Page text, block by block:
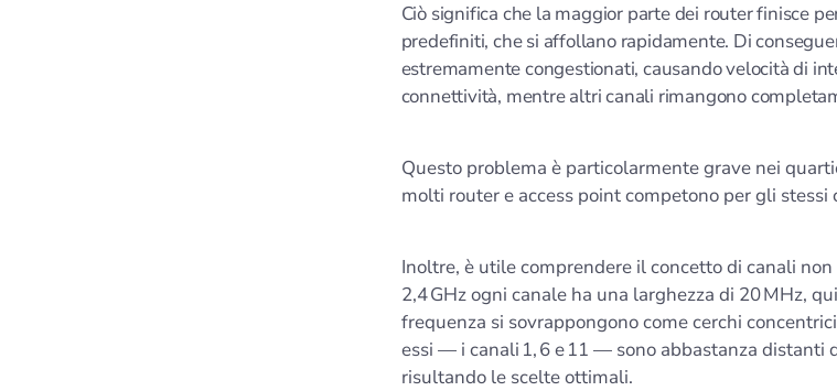
Ciò significa che la maggior parte dei router finisce
predefiniti, che si affollano rapidamente. Di
estremamente congestionati, causando velocità di
connettività, mentre altri canali rimangono
Questo problema è particolarmente grave nei
molti router e access point competono per gli stessi
Inoltre, è utile comprendere il concetto di canali
2,4 GHz ogni canale ha una larghezza di 20 MHz,
frequenza si sovrappongono come cerchi
essi — i canali 1, 6 e 11 — sono abbastanza distanti
risultando le scelte ottimali.